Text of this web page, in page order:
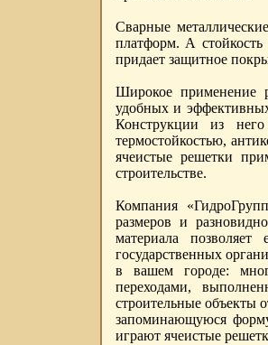
Сварные
платформ. А
придает защитное
Широкое применение
удобных и
Конструкции из
термостойкостью,
ячеистые решетки
строительстве.
Компания
размеров и
материала
государственных
в вашем городе:
переходами,
строительные объекты
запоминающуюся
играют ячеистые